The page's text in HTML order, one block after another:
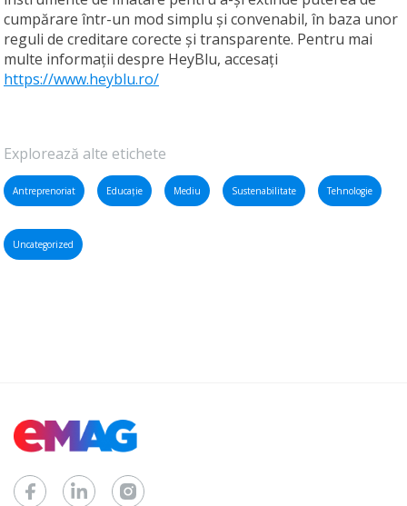
cumpărare într-un mod simplu și convenabil, în baza unor
reguli de creditare corecte și transparente. Pentru mai
multe informații despre HeyBlu, accesați
https://www.heyblu.ro/
Explorează alte etichete
Antreprenoriat Educație Mediu Sustenabilitate Tehnologie
Uncategorized